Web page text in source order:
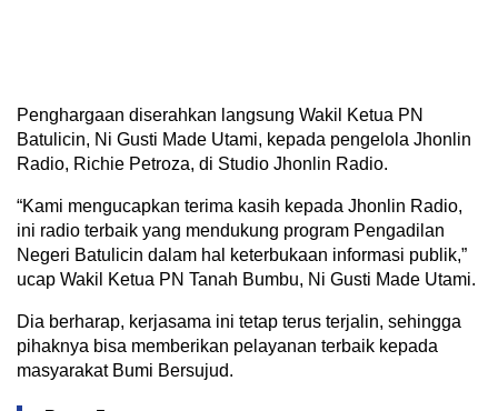
Penghargaan diserahkan langsung Wakil Ketua PN
Batulicin, Ni Gusti Made Utami, kepada pengelola Jhonlin
Radio, Richie Petroza, di Studio Jhonlin Radio.
“Kami mengucapkan terima kasih kepada Jhonlin Radio,
ini radio terbaik yang mendukung program Pengadilan
Negeri Batulicin dalam hal keterbukaan informasi publik,”
ucap Wakil Ketua PN Tanah Bumbu, Ni Gusti Made Utami.
Dia berharap, kerjasama ini tetap terus terjalin, sehingga
pihaknya bisa memberikan pelayanan terbaik kepada
masyarakat Bumi Bersujud.